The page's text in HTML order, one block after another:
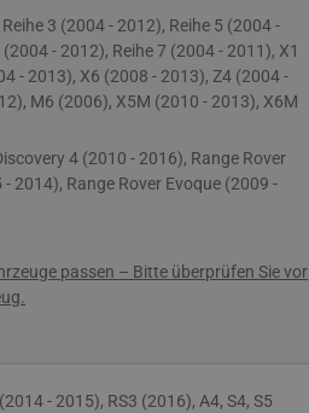
Reihe 3 (2004 - 2012), Reihe 5 (2004 -
(2004 - 2012), Reihe7 (2004 - 2011), X1
- 2013), X6 (2008 - 2013), Z4 (2004 -
M6 (2006), X5M (2010 - 2013), X6M
4 (2010 - 2016), Range Rover
2014), Range Rover Evoque (2009 -
passen – Bitte überprüfen Sie vor
- 2015), RS3 (2016), A4, S4, S5